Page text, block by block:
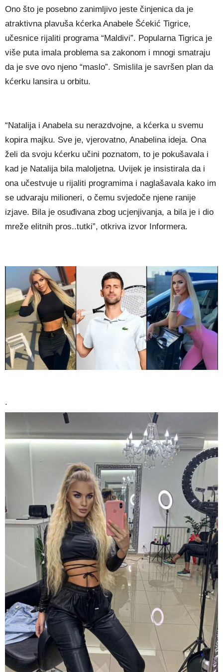
Ono što je posebno zanimljivo jeste činjenica da je
atraktivna plavuša kćerka Anabele Šćekić Tigrice,
učesnice rijaliti programa “Maldivi”. Popularna Tigrica je
više puta imala problema sa zakonom i mnogi smatraju
da je sve ovo njeno “maslo”. Smislila je savršen plan da
kćerku lansira u orbitu.
“Natalija i Anabela su nerazdvojne, a kćerka u svemu
kopira majku. Sve je, vjerovatno, Anabelina ideja. Ona
želi da svoju kćerku učini poznatom, to je pokušavala i
kad je Natalija bila maloljetna. Uvijek je insistirala da i
ona učestvuje u rijaliti programima i naglašavala kako im
se udvaraju milioneri, o čemu svjedoče njene ranije
izjave. Bila je osuđivana zbog ucjenjivanja, a bila je i dio
mreže elitnih pros..tutki”, otkriva izvor Informera.
.